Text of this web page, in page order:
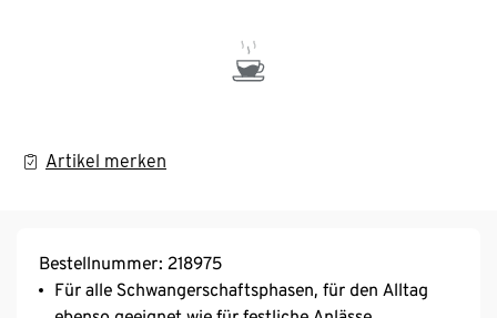
Artikel merken
Bestellnummer: 218975
Für alle Schwangerschaftsphasen, für den Alltag